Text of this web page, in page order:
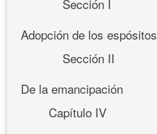
Sección I
Adopción de los espósitos
Sección II
De la emancipación
Capítulo IV